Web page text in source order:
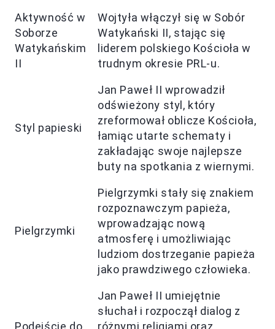
Aktywność w
Soborze
Watykańskim
II
Wojtyła włączył się w Sobór
Watykański II, stając się
liderem polskiego Kościoła w
trudnym okresie PRL-u.
Styl papieski
Jan Paweł II wprowadził
odświeżony styl, który
zreformował oblicze Kościoła,
łamiąc utarte schematy i
zakładając swoje najlepsze
buty na spotkania z wiernymi.
Pielgrzymki
Pielgrzymki stały się znakiem
rozpoznawczym papieża,
wprowadzając nową
atmosferę i umożliwiając
ludziom dostrzeganie papieża
jako prawdziwego człowieka.
Podejście do
Jan Paweł II umiejętnie
słuchał i rozpoczął dialog z
różnymi religiami oraz